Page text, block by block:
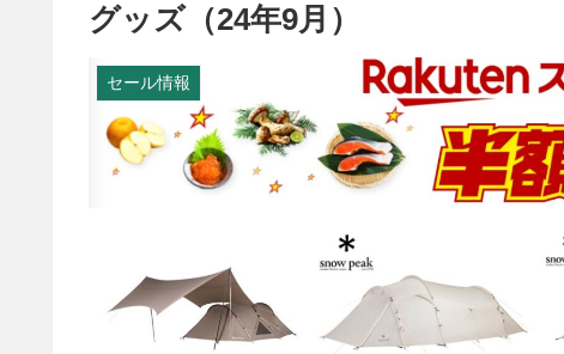
グッズ（24年9月）
セール情報